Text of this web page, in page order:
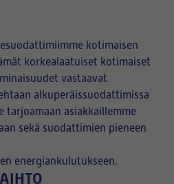
kotimaisen
korkealaatuiset kotimaiset
vastaavat
alkuperäissuodattimissa
tarjoamaan asiakkaillemme
sekä suodattimien pieneen
energiankulutukseen.